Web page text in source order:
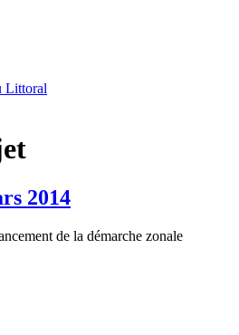
Littoral
2014
de la démarche zonale